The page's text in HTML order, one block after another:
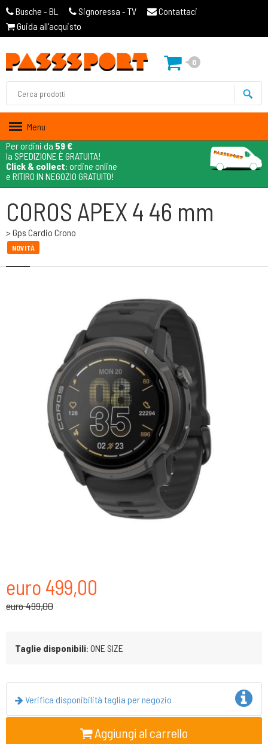
Busche - BL Signoressa - TV
Contattaci
Guida all'acquisto
0
Menu
Per ordini da 59 €
la SPEDIZIONE È GRATUITA!
Click & collect: ordine online
e RITIRO IN NEGOZIO GRATUITO!
COROS APEX 4 46 mm
> Gps Cardio Crono
NOVITÀ
euro 499,00
euro 499,00
Taglie disponibili: ONE SIZE
Verifica disponibilità taglia per negozio
Aggiungi al carrello